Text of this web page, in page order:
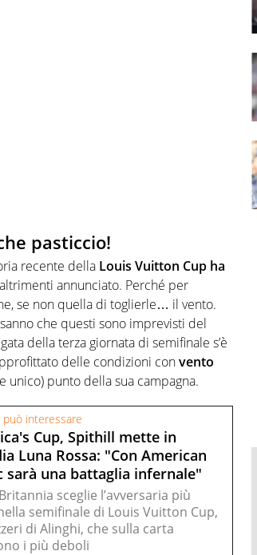
pasticcio!
recente della Louis Vuitton Cup ha
altrimenti annunciato. Perché per
se non quella di toglierle… il vento.
che questi sono imprevisti del
della terza giornata di semifinale s’è
delle condizioni convento
unico) punto della sua campagna.
può interessare
Cup, Spithill mette in
Luna Rossa: "Con American
sarà una battaglia infernale"
sceglie l’avversaria più
semifinale di Louis Vuitton Cup,
di Alinghi, che sulla carta
i più deboli